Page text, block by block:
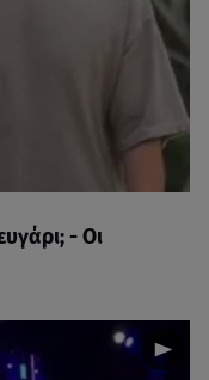
- Οι